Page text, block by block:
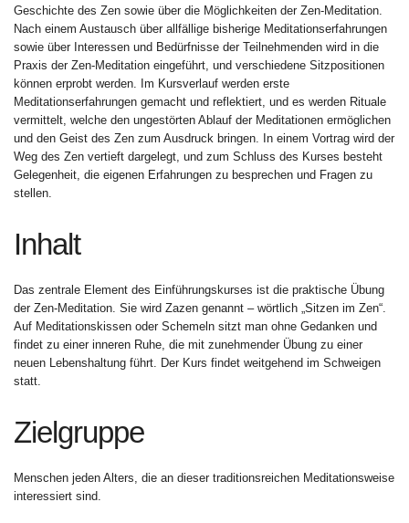
Geschichte des Zen sowie über die Möglichkeiten der Zen-Meditation.
Nach einem Austausch über allfällige bisherige Meditationserfahrungen
sowie über Interessen und Bedürfnisse der Teilnehmenden wird in die
Praxis der Zen-Meditation eingeführt, und verschiedene Sitzpositionen
können erprobt werden. Im Kursverlauf werden erste
Meditationserfahrungen gemacht und reflektiert, und es werden Rituale
vermittelt, welche den ungestörten Ablauf der Meditationen ermöglichen
und den Geist des Zen zum Ausdruck bringen. In einem Vortrag wird der
Weg des Zen vertieft dargelegt, und zum Schluss des Kurses besteht
Gelegenheit, die eigenen Erfahrungen zu besprechen und Fragen zu
stellen.
Inhalt
Das zentrale Element des Einführungskurses ist die praktische Übung
der Zen-Meditation. Sie wird Zazen genannt – wörtlich „Sitzen im Zen“.
Auf Meditationskissen oder Schemeln sitzt man ohne Gedanken und
findet zu einer inneren Ruhe, die mit zunehmender Übung zu einer
neuen Lebenshaltung führt. Der Kurs findet weitgehend im Schweigen
statt.
Zielgruppe
Menschen jeden Alters, die an dieser traditionsreichen Meditationsweise
interessiert sind.